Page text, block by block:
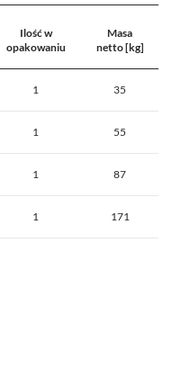
Ilość w
opakowaniu
Masa
netto [kg]
1 35
1 55
1 87
1 171